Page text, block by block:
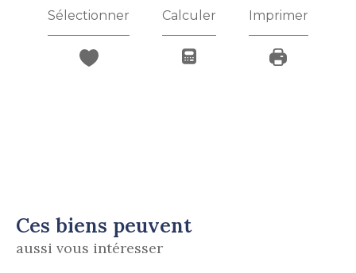
Sélectionner Calculer Imprimer
Ces biens peuvent
aussi vous intéresser